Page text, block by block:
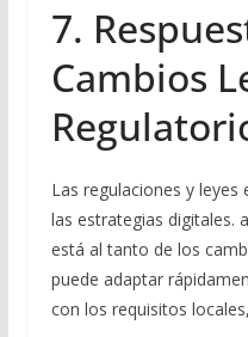
7.
Cambios
Las regulaciones y
las estrategias digitales.
está al tanto de los
puede adaptar
con los requisitos